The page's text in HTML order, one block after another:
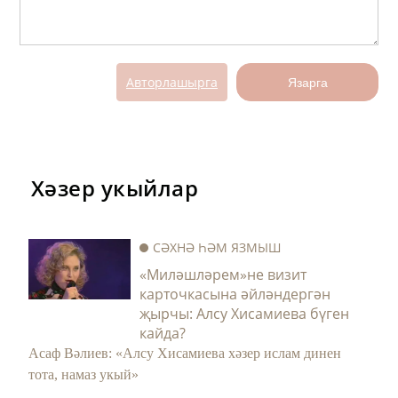
Авторлашырга Язарга
Хәзер укыйлар
СӘХНӘ ҺӘМ ЯЗМЫШ
«Миләшләрем»не визит
карточкасына әйләндергән
җырчы: Алсу Хисамиева бүген
кайда?
Асаф Вәлиев: «Алсу Хисамиева хәзер ислам динен
тота, намаз укый»